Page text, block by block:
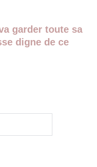
garder toute sa
digne de ce